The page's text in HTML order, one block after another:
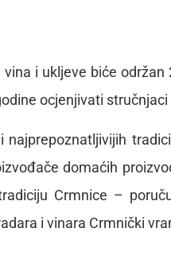
vina i ukljeve biće
ocjenjivati
najprepoznatljivijih
domaćih
Crmnice –
i vinara Crmnički